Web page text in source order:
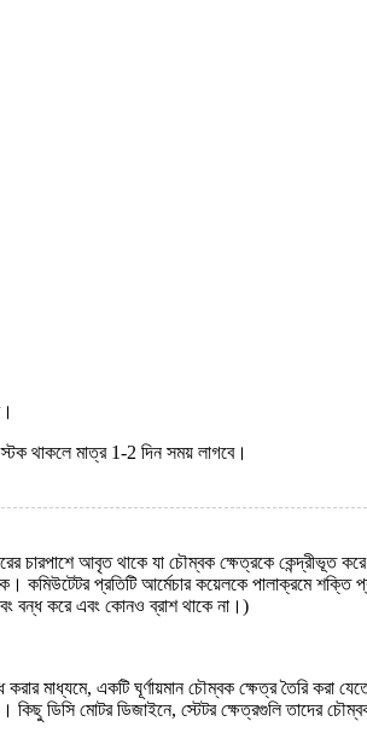
থাকলে মাত্র 1-2 দিন সময় লাগবে।
চারপাশে আবৃত থাকে যা চৌম্বক ক্ষেত্রকে কেন্দ্রীভূত
প্রতিটি আর্মেচার কয়েলকে পালাক্রমে শক্তি
বন্ধ করে এবং কোনও ব্রাশ থাকে না।)
মাধ্যমে, একটি ঘূর্ণায়মান চৌম্বক ক্ষেত্র তৈরি করা
কিছু ডিসি মোটর ডিজাইনে, স্টেটর ক্ষেত্রগুলি তাদের